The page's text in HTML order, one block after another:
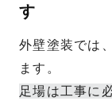
す
外壁塗装では
ます。
足場は工事に